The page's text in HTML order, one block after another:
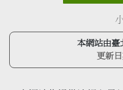
本網站由臺
更新日